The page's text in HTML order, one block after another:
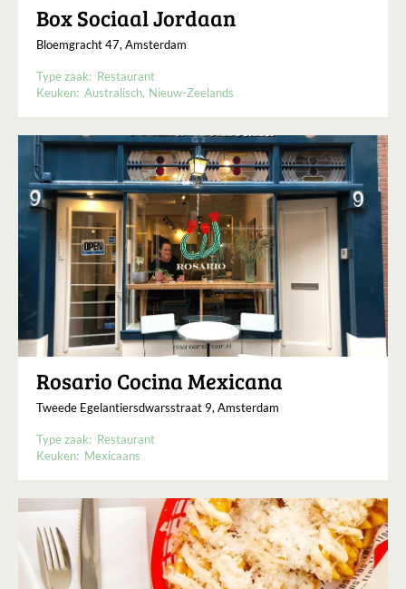
Box Sociaal Jordaan
Bloemgracht 47, Amsterdam
Type zaak: Restaurant
Keuken: Australisch Nieuw-Zeelands
Rosario Cocina Mexicana
Tweede Egelantiersdwarsstraat 9, Amsterdam
Type zaak: Restaurant
Keuken: Mexicaans